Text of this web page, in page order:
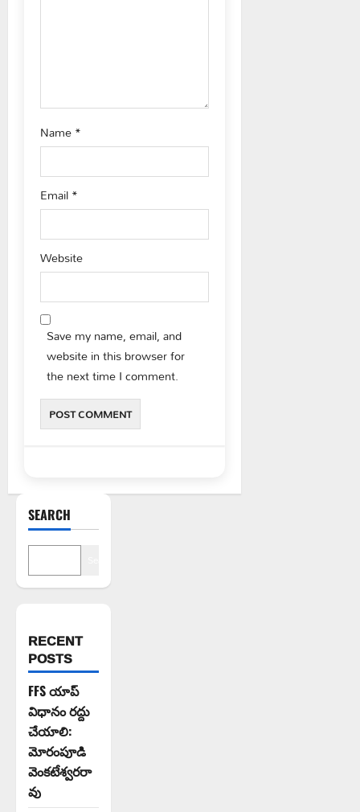
Name*
Email*
Website
Save my name, email, and
website in this browser for
the next time I comment.
SEARCH
RECENT
POSTS
FFS యాప్
విధానం రద్దు
చేయాలి:
మోరంపూడి
వెంకటేశ్వరరా
వు